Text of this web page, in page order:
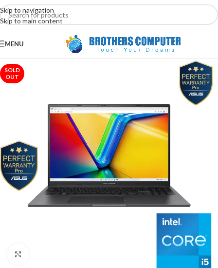
Skip to navigation
Skip to main content
MENU
SOLD
OUT